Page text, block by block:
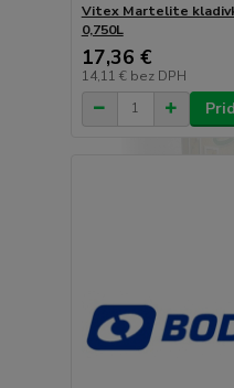
Vitex Martelite
0,750L
17,36 €
14,11 € bez DPH